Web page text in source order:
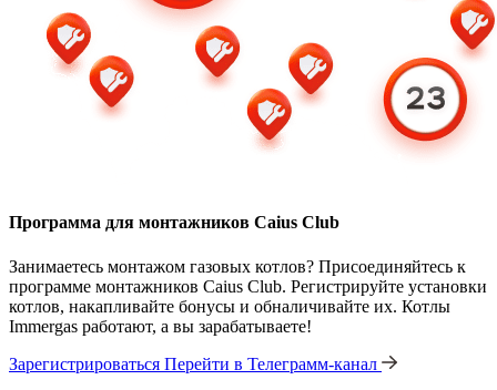
Программа для монтажников Caius Club
Занимаетесь монтажом газовых котлов? Присоединяйтесь к
программе монтажников Caius Club. Регистрируйте установки
котлов, накапливайте бонусы и обналичивайте их. Котлы
Immergas работают, а вы зарабатываете!
Зарегистрироваться Перейти в Телеграмм-канал